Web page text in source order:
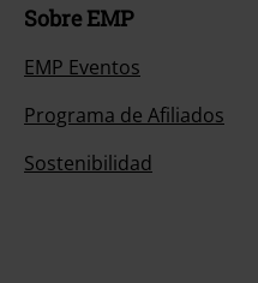
Sobre EMP
EMP Eventos
Programa de Afiliados
Sostenibilidad